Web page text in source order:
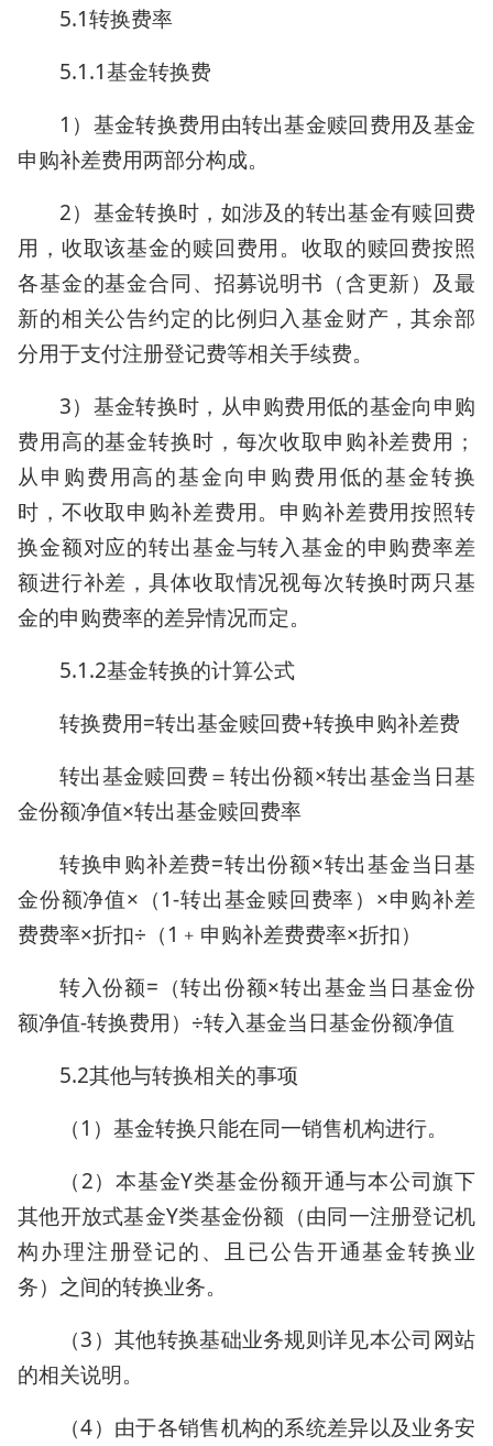
5.1转换费率
5.1.1基金转换费
1）基金转换费用由转出基金赎回费用及基金
申购补差费用两部分构成。
2）基金转换时，如涉及的转出基金有赎回费
用，收取该基金的赎回费用。收取的赎回费按照
各基金的基金合同、招募说明书（含更新）及最
新的相关公告约定的比例归入基金财产，其余部
分用于支付注册登记费等相关手续费。
3）基金转换时，从申购费用低的基金向申购
费用高的基金转换时，每次收取申购补差费用；
从申购费用高的基金向申购费用低的基金转换
时，不收取申购补差费用。申购补差费用按照转
换金额对应的转出基金与转入基金的申购费率差
额进行补差，具体收取情况视每次转换时两只基
金的申购费率的差异情况而定。
5.1.2基金转换的计算公式
转换费用=转出基金赎回费+转换申购补差费
转出基金赎回费＝转出份额×转出基金当日基
金份额净值×转出基金赎回费率
转换申购补差费=转出份额×转出基金当日基
金份额净值×（1-转出基金赎回费率）×申购补差
费费率×折扣÷（1﹢申购补差费费率×折扣）
转入份额=（转出份额×转出基金当日基金份
额净值-转换费用）÷转入基金当日基金份额净值
5.2其他与转换相关的事项
（1）基金转换只能在同一销售机构进行。
（2）本基金Y类基金份额开通与本公司旗下
其他开放式基金Y类基金份额（由同一注册登记机
构办理注册登记的、且已公告开通基金转换业
务）之间的转换业务。
（3）其他转换基础业务规则详见本公司网站
的相关说明。
（4）由于各销售机构的系统差异以及业务安